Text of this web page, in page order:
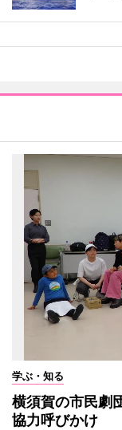
学ぶ・知る
横須賀の市民劇
協力呼びかけ